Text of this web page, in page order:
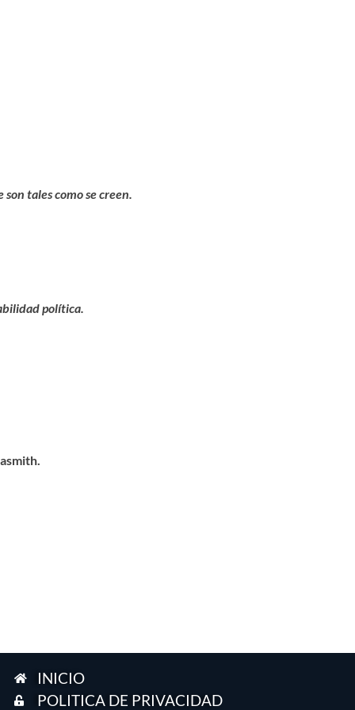
tales como se creen.
política.
INICIO
POLITICA DE PRIVACIDAD